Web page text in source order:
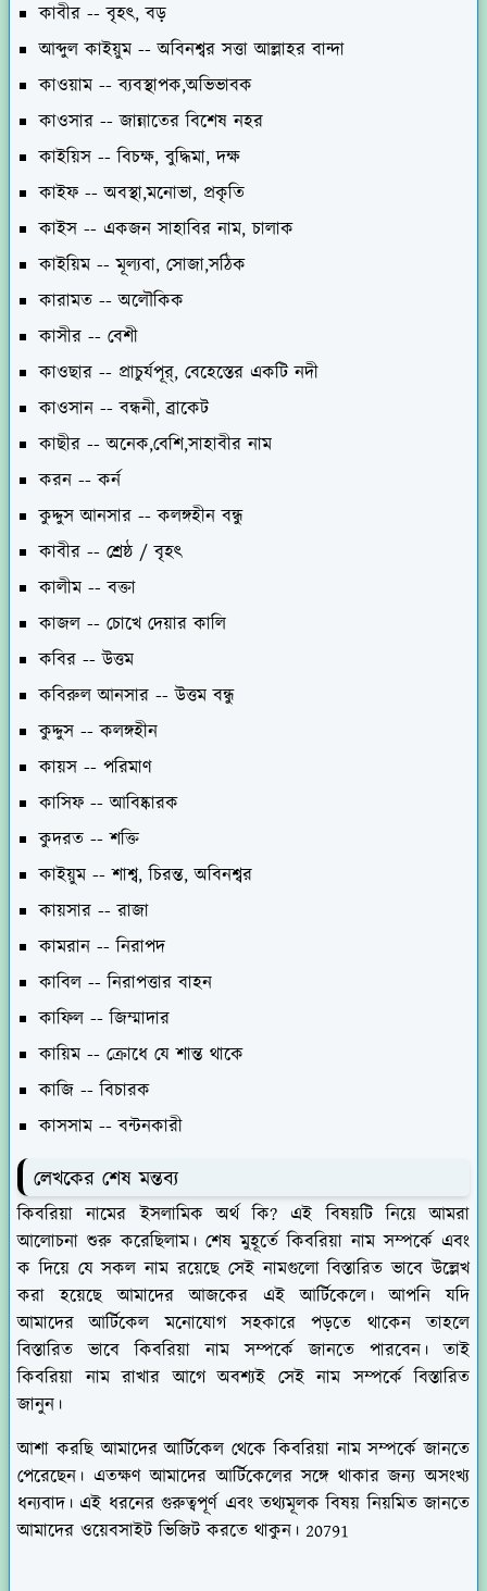
কাবীর -- বৃহৎ, বড়
আব্দুল কাইয়ুম -- অবিনশ্বর সত্তা আল্লাহর বান্দা
কাওয়াম -- ব্যবস্থাপক,অভিভাবক
কাওসার -- জান্নাতের বিশেষ নহর
কাইয়িস -- বিচক্ষ, বুদ্ধিমা, দক্ষ
কাইফ -- অবস্থা,মনোভা, প্রকৃতি
কাইস -- একজন সাহাবির নাম, চালাক
কাইয়িম -- মূল্যবা, সোজা,সঠিক
কারামত -- অলৌকিক
কাসীর -- বেশী
কাওছার -- প্রাচুর্যপূর্, বেহেস্তের একটি নদী
কাওসান -- বন্ধনী, ব্রাকেট
কাছীর -- অনেক,বেশি,সাহাবীর নাম
করন -- কর্ন
কুদ্দুস আনসার -- কলঙ্গহীন বন্ধু
কাবীর -- শ্রেষ্ঠ / বৃহৎ
কালীম -- বক্তা
কাজল -- চোখে দেয়ার কালি
কবির -- উত্তম
কবিরুল আনসার -- উত্তম বন্ধু
কুদ্দুস -- কলঙ্গহীন
কায়স -- পরিমাণ
কাসিফ -- আবিষ্কারক
কুদরত -- শক্তি
কাইয়ুম -- শাশ্ব, চিরন্ত, অবিনশ্বর
কায়সার -- রাজা
কামরান -- নিরাপদ
কাবিল -- নিরাপত্তার বাহন
কাফিল -- জিম্মাদার
কায়িম -- ক্রোধে যে শান্ত থাকে
কাজি -- বিচারক
কাসসাম -- বন্টনকারী
লেখকের শেষ মন্তব্য
কিবরিয়া নামের ইসলামিক অর্থ কি? এই বিষয়টি নিয়ে আমরা
আলোচনা শুরু করেছিলাম। শেষ মুহূর্তে কিবরিয়া নাম সম্পর্কে এবং
ক দিয়ে যে সকল নাম রয়েছে সেই নামগুলো বিস্তারিত ভাবে উল্লেখ
করা হয়েছে আমাদের আজকের এই আর্টিকেলে। আপনি যদি
আমাদের আর্টিকেল মনোযোগ সহকারে পড়তে থাকেন তাহলে
বিস্তারিত ভাবে কিবরিয়া নাম সম্পর্কে জানতে পারবেন। তাই
কিবরিয়া নাম রাখার আগে অবশ্যই সেই নাম সম্পর্কে বিস্তারিত
জানুন।
আশা করছি আমাদের আর্টিকেল থেকে কিবরিয়া নাম সম্পর্কে জানতে
পেরেছেন। এতক্ষণ আমাদের আর্টিকেলের সঙ্গে থাকার জন্য অসংখ্য
ধন্যবাদ। এই ধরনের গুরুত্বপূর্ণ এবং তথ্যমূলক বিষয় নিয়মিত জানতে
আমাদের ওয়েবসাইট ভিজিট করতে থাকুন। 20791